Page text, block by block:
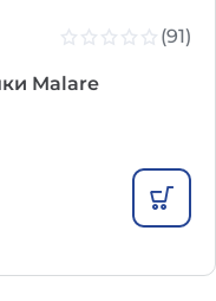
(91)
Malare